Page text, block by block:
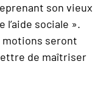
son vieux
sociale ».
seront
de maîtriser